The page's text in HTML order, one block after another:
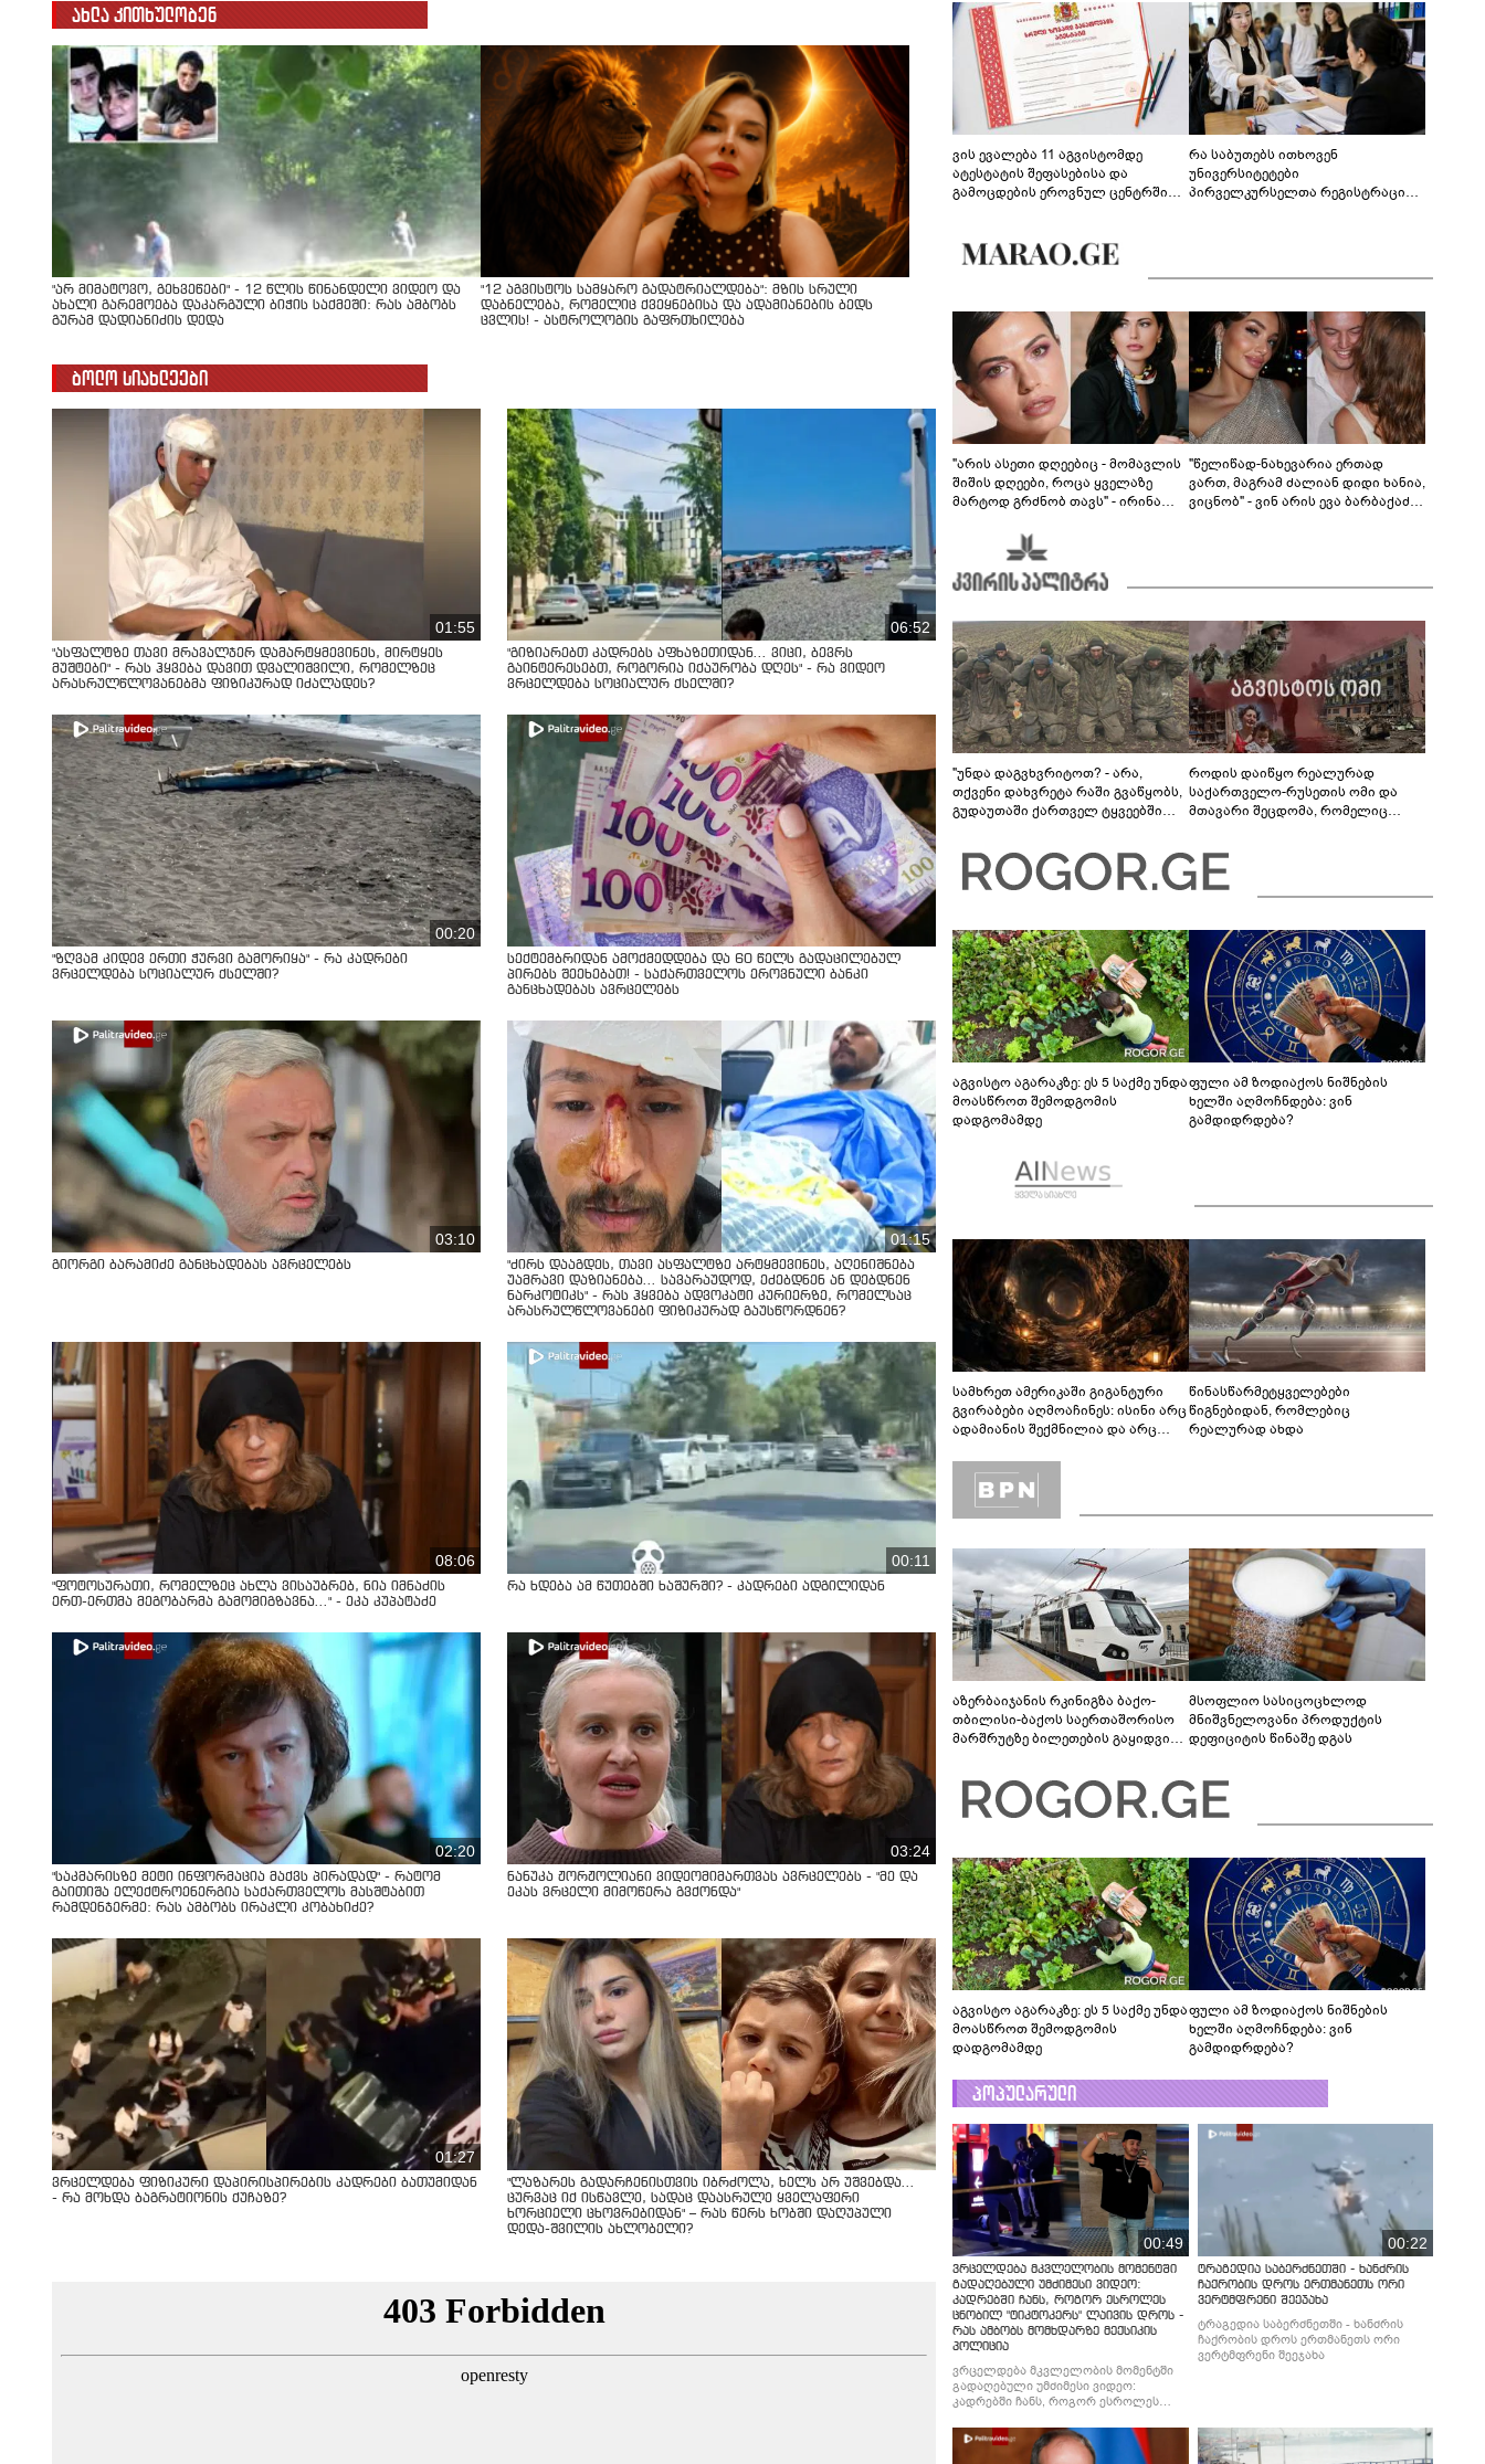
ახლა კითხულობენ
"არ მიმატოვო, გეხვეწები" - 12 წლის წინანდელი ვიდეო და
ახალი გარემოება დაკარგული ბიჭის საქმეში: რას ამბობს
გურამ დადიანიძის დედა
"12 აგვისტოს სამყარო გადატრიალდება": მზის სრული
დაბნელება, რომელიც ქვეყნებისა და ადამიანების ბედს
ცვლის! - ასტროლოგის გაფრთხილება
ბოლო სიახლეები
01:55
"ასფალტზე თავი მრავალჯერ დამარტყმევინეს, მირტყეს
მუშტები" - რას ჰყვება დავით დვალიშვილი, რომელზეც
არასრულწლოვანებმა ფიზიკურად იძალადეს?
06:52
"გიზიარებთ კადრებს აფხაზეთიდან... ვიცი, ბევრს
გაინტერესებთ, როგორია იქაურობა დღეს" - რა ვიდეო
ვრცელდება სოციალურ ქსელში?
00:20
"ზღვამ კიდევ ერთი ჭურვი გამორიყა" - რა კადრები
ვრცელდება სოციალურ ქსელში?
სექტემბრიდან ამოქმედდება და 60 წელს გადაცილებულ
პირებს შეეხებათ! - საქართველოს ეროვნული ბანკი
განცხადებას ავრცელებს
03:10
გიორგი ბარამიძე განცხადებას ავრცელებს
01:15
"ძირს დააგდეს, თავი ასფალტზე არტყმევინეს, აღენიშნება
უამრავი დაზიანება... სავარაუდოდ, ეძებდნენ ან დებდნენ
ნარკოტიკს" - რას ჰყვება ადვოკატი კურიერზე, რომელსაც
არასრულწლოვანები ფიზიკურად გაუსწორდნენ?
08:06
"ფოტოსურათი, რომელზეც ახლა ვისაუბრებ, ნია იმნაძის
ერთ-ერთმა მეგობარმა გამომიგზავნა..." - ეკა კუპატაძე
00:11
რა ხდება ამ წუთებში ხაშურში? - კადრები ადგილიდან
02:20
"საკმარისზე მეტი ინფორმაცია მაქვს პირადად" - რატომ
გაითიშა ელექტროენერგია საქართველოს მასშტაბით
რამდენჯერმე: რას ამბობს ირაკლი კობახიძე?
03:24
ნანუკა ჟორჟოლიანი ვიდეომიმართვას ავრცელებს - "მე და
ეკას ვრცელი მიმოწერა გვქონდა"
01:27
ვრცელდება ფიზიკური დაპირისპირების კადრები ბათუმიდან
- რა მოხდა ბაგრატიონის ქუჩაზე?
"ლაზარეს გადარჩენისთვის იბრძოლა, ხელს არ უშვებდა…
ცურვაც იქ ისწავლე, სადაც დაასრულე ყველაფერი
ხორციელი ცხოვრებიდან" – რას წერს ხობში დაღუპული
დედა-შვილის ახლობელი?
ვის ევალება 11 აგვისტომდე
ატესტატის შეფასებისა და
გამოცდების ეროვნულ ცენტრში
რა საბუთებს ითხოვენ
უნივერსიტეტები
პირველკურსელთა რეგისტრაციის
"არის ასეთი დღეებიც - მომავლის
შიშის დღეები, როცა ყველაზე
მარტოდ გრძნობ თავს" - ირინა
"წელიწად-ნახევარია ერთად
ვართ, მაგრამ ძალიან დიდი ხანია,
ვიცნობ" - ვინ არის ევა ბარბაქაძის
"უნდა დაგვხვრიტოთ? - არა,
თქვენი დახვრეტა რაში გვაწყობს,
გუდაუთაში ქართველ ტყვეებში
როდის დაიწყო რეალურად
საქართველო-რუსეთის ომი და
მთავარი შეცდომა, რომელიც
აგვისტო აგარაკზე: ეს 5 საქმე უნდა
მოასწროთ შემოდგომის
დადგომამდე
ფული ამ ზოდიაქოს ნიშნების
ხელში აღმოჩნდება: ვინ
გამდიდრდება?
სამხრეთ ამერიკაში გიგანტური
გვირაბები აღმოაჩინეს: ისინი არც
ადამიანის შექმნილია და არც
ლაბირინთები?
წინასწარმეტყველებები
წიგნებიდან, რომლებიც
რეალურად ახდა
აზერბაიჯანის რკინიგზა ბაქო-
თბილისი-ბაქოს საერთაშორისო
მარშრუტზე ბილეთების გაყიდვის
მსოფლიო სასიცოცხლოდ
მნიშვნელოვანი პროდუქტის
დეფიციტის წინაშე დგას
აგვისტო აგარაკზე: ეს 5 საქმე უნდა
მოასწროთ შემოდგომის
დადგომამდე
ფული ამ ზოდიაქოს ნიშნების
ხელში აღმოჩნდება: ვინ
გამდიდრდება?
პოპულარული
00:49
ვრცელდება მკვლელობის მომენტში
გადაღებული უმძიმესი ვიდეო:
კადრებში ჩანს, როგორ ესროლეს
ცნობილ "ტიკტოკერს" ლაივის დროს -
რას ამბობს მომხდარზე მექსიკის
პოლიცია
ვრცელდება მკვლელობის მომენტში
გადაღებული უმძიმესი ვიდეო:
კადრებში ჩანს, როგორ ესროლეს
რას ამბობს მომხდარზე მექსიკის
პოლიცია
00:22
ტრაგედია საბერძნეთში - ხანძრის
ჩაქრობის დროს ერთმანეთს ორი
ვერტმფრენი შეეჯახა
ტრაგედია საბერძნეთში - ხანძრის
ჩაქრობის დროს ერთმანეთს ორი
ვერტმფრენი შეეჯახა